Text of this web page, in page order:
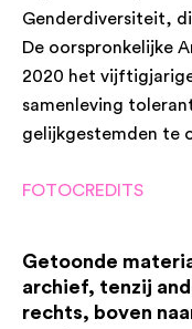
Genderdiversiteit,
De oorspronkelijke
2020 het
samenleving
gelijkgestemden te
FOTOCREDITS
Getoonde
archief, tenzij
rechts, boven